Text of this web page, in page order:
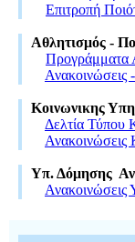
Επιτροπή
Αθλητισμός -
Προγράμματα
Ανακοινώσεις
Κοινωνικης
Δελτία Τύπου
Ανακοινώσεις
Υπ. Δόμησης
Ανακοινώσεις